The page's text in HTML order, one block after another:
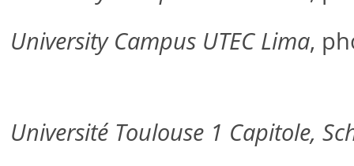
University Campus UTEC Lima,
Université Toulouse 1 Capitole,